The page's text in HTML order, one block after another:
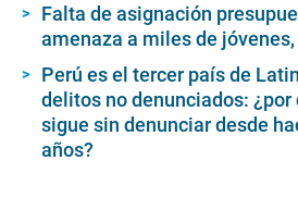
Falta de asignación
amenaza a miles de
Perú es el tercer país de
delitos no denunciados: ¿por
sigue sin denunciar desde
años?